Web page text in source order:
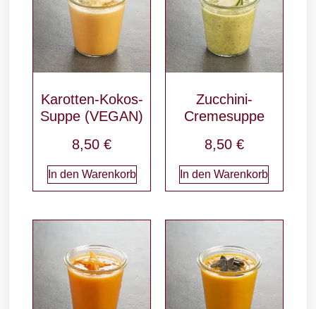
Karotten-Kokos-
Suppe (VEGAN)
8,50€
In den Warenkorb
Zucchini-
Cremesuppe
8,50 €
In den Warenkorb